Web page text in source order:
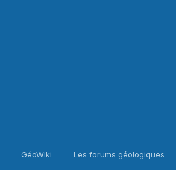
GéoWiki Les forums géologiques